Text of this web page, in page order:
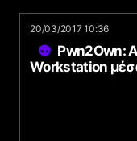
20/03/2017 10:36
Pwn2Own:
Workstation